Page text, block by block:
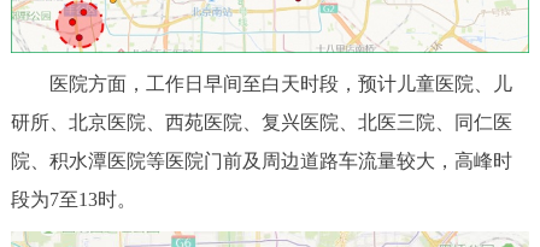
医院方面，工作日早间至白天时段，预计儿童医院、儿
研所、北京医院、西苑医院、复兴医院、北医三院、同仁医
院、积水潭医院等医院门前及周边道路车流量较大，高峰时
段为7至13时。